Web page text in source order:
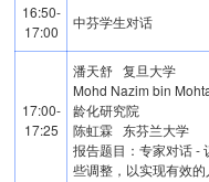
16:50-
17:00
中芬学生对话
17:00-
17:25
潘天舒 复旦大学
Mohd Nazim bin
龄化研究院
陈虹霖 东芬兰大学
报告题目：专家对话 -
些调整，以实现有效的